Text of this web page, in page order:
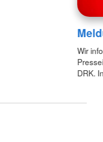
Wir
DRK.